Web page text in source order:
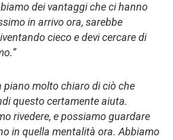
dei vantaggi che ci hanno
in arrivo ora, sarebbe
cieco e devi cercare di
piano molto chiaro di ciò che
questo certamente aiuta.
rivedere, e possiamo guardare
in quella mentalità ora. Abbiamo